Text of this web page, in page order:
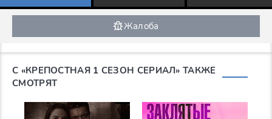
Жалоба
С «КРЕПОСТНАЯ 1 СЕЗОН СЕРИАЛ» ТАКЖЕ
СМОТРЯТ